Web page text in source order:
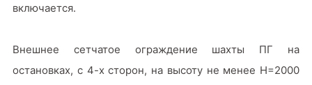
включается.
Внешнее сетчатое ограждение шахты ПГ на
остановках, с 4-х сторон, на высоту не менее H=2000